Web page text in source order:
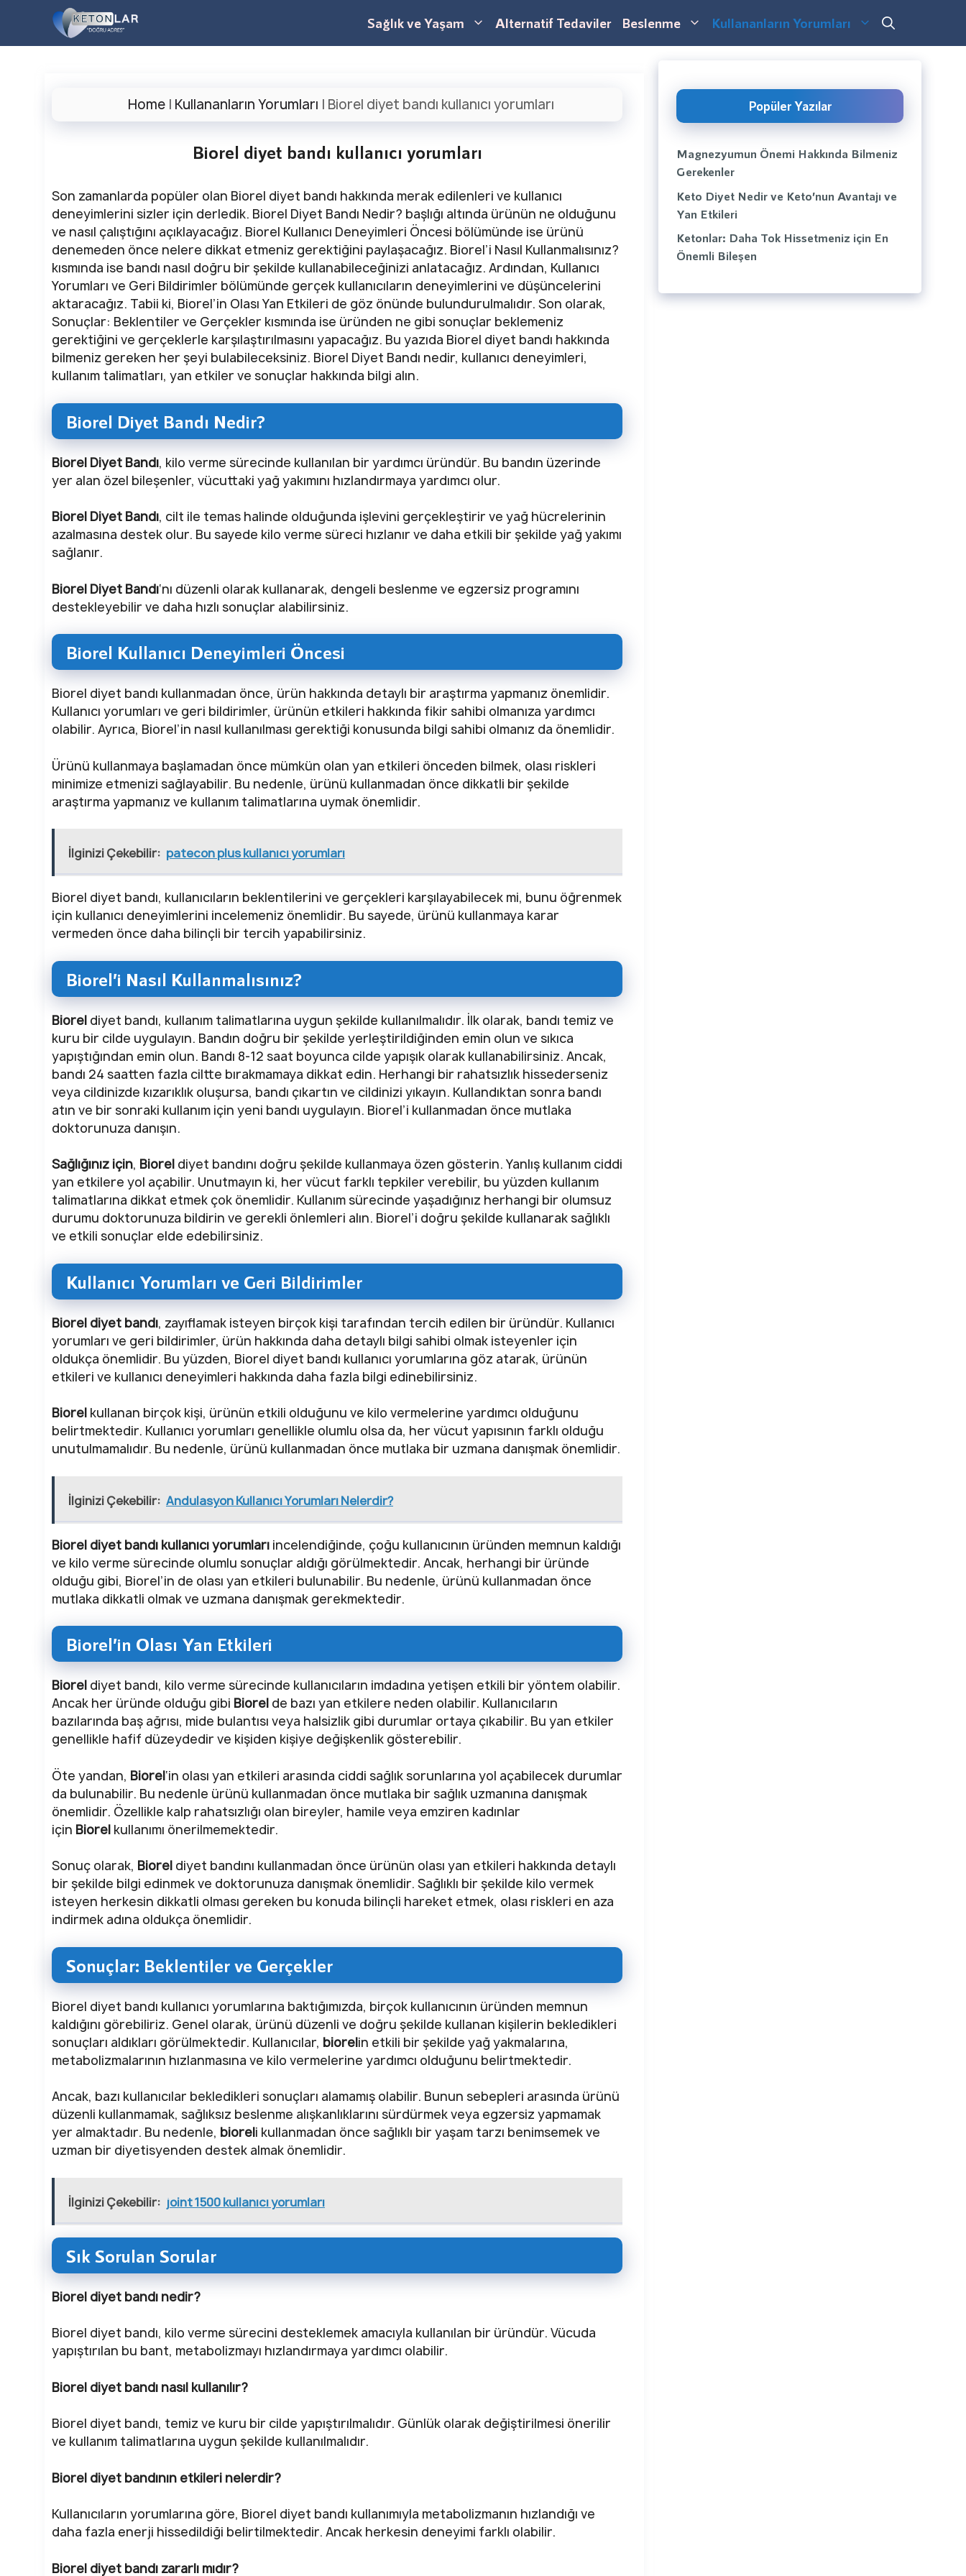
Sağlık ve Yaşam Alternatif Tedaviler Beslenme Kullananların Yorumları
Home| Kullananların Yorumları | Biorel diyet bandı kullanıcı yorumları
Biorel diyet bandı kullanıcı yorumları
Son zamanlarda popüler olan Biorel diyet bandı hakkında merak edilenleri ve kullanıcı
deneyimlerini sizler için derledik. Biorel Diyet Bandı Nedir? başlığı altında ürünün ne olduğunu
ve nasıl çalıştığını açıklayacağız. Biorel Kullanıcı Deneyimleri Öncesi bölümünde ise ürünü
denemeden önce nelere dikkat etmeniz gerektiğini paylaşacağız. Biorel’i Nasıl Kullanmalısınız?
kısmında ise bandı nasıl doğru bir şekilde kullanabileceğinizi anlatacağız. Ardından, Kullanıcı
Yorumları ve Geri Bildirimler bölümünde gerçek kullanıcıların deneyimlerini ve düşüncelerini
aktaracağız. Tabii ki, Biorel’in Olası Yan Etkileri de göz önünde bulundurulmalıdır. Son olarak,
Sonuçlar: Beklentiler ve Gerçekler kısmında ise üründen ne gibi sonuçlar beklemeniz
gerektiğini ve gerçeklerle karşılaştırılmasını yapacağız. Bu yazıda Biorel diyet bandı hakkında
bilmeniz gereken her şeyi bulabileceksiniz. Biorel Diyet Bandı nedir, kullanıcı deneyimleri,
kullanım talimatları, yan etkiler ve sonuçlar hakkında bilgi alın.
Biorel Diyet Bandı Nedir?
Biorel Diyet Bandı, kilo verme sürecinde kullanılan bir yardımcı üründür. Bu bandın üzerinde
yer alan özel bileşenler, vücuttaki yağ yakımını hızlandırmaya yardımcı olur.
Biorel Diyet Bandı, cilt ile temas halinde olduğunda işlevini gerçekleştirir ve yağ hücrelerinin
azalmasına destek olur. Bu sayede kilo verme süreci hızlanır ve daha etkili bir şekilde yağ yakımı
sağlanır.
Biorel Diyet Bandı‘nı düzenli olarak kullanarak, dengeli beslenme ve egzersiz programını
destekleyebilir ve daha hızlı sonuçlar alabilirsiniz.
Biorel Kullanıcı Deneyimleri Öncesi
Biorel diyet bandı kullanmadan önce, ürün hakkında detaylı bir araştırma yapmanız önemlidir.
Kullanıcı yorumları ve geri bildirimler, ürünün etkileri hakkında fikir sahibi olmanıza yardımcı
olabilir. Ayrıca, Biorel’in nasıl kullanılması gerektiği konusunda bilgi sahibi olmanız da önemlidir.
Ürünü kullanmaya başlamadan önce mümkün olan yan etkileri önceden bilmek, olası riskleri
minimize etmenizi sağlayabilir. Bu nedenle, ürünü kullanmadan önce dikkatli bir şekilde
araştırma yapmanız ve kullanım talimatlarına uymak önemlidir.
İlginizi Çekebilir: patecon plus kullanıcı yorumları
Biorel diyet bandı, kullanıcıların beklentilerini ve gerçekleri karşılayabilecek mi, bunu öğrenmek
için kullanıcı deneyimlerini incelemeniz önemlidir. Bu sayede, ürünü kullanmaya karar
vermeden önce daha bilinçli bir tercih yapabilirsiniz.
Biorel’i Nasıl Kullanmalısınız?
Biorel diyet bandı, kullanım talimatlarına uygun şekilde kullanılmalıdır. İlk olarak, bandı temiz ve
kuru bir cilde uygulayın. Bandın doğru bir şekilde yerleştirildiğinden emin olun ve sıkıca
yapıştığından emin olun. Bandı 8-12 saat boyunca cilde yapışık olarak kullanabilirsiniz. Ancak,
bandı 24 saatten fazla ciltte bırakmamaya dikkat edin. Herhangi bir rahatsızlık hissederseniz
veya cildinizde kızarıklık oluşursa, bandı çıkartın ve cildinizi yıkayın. Kullandıktan sonra bandı
atın ve bir sonraki kullanım için yeni bandı uygulayın. Biorel’i kullanmadan önce mutlaka
doktorunuza danışın.
Sağlığınız için, Biorel diyet bandını doğru şekilde kullanmaya özen gösterin. Yanlış kullanım ciddi
yan etkilere yol açabilir. Unutmayın ki, her vücut farklı tepkiler verebilir, bu yüzden kullanım
talimatlarına dikkat etmek çok önemlidir. Kullanım sürecinde yaşadığınız herhangi bir olumsuz
durumu doktorunuza bildirin ve gerekli önlemleri alın. Biorel’i doğru şekilde kullanarak sağlıklı
ve etkili sonuçlar elde edebilirsiniz.
Kullanıcı Yorumları ve Geri Bildirimler
Biorel diyet bandı, zayıflamak isteyen birçok kişi tarafından tercih edilen bir üründür. Kullanıcı
yorumları ve geri bildirimler, ürün hakkında daha detaylı bilgi sahibi olmak isteyenler için
oldukça önemlidir. Bu yüzden, Biorel diyet bandı kullanıcı yorumlarına göz atarak, ürünün
etkileri ve kullanıcı deneyimleri hakkında daha fazla bilgi edinebilirsiniz.
Biorel kullanan birçok kişi, ürünün etkili olduğunu ve kilo vermelerine yardımcı olduğunu
belirtmektedir. Kullanıcı yorumları genellikle olumlu olsa da, her vücut yapısının farklı olduğu
unutulmamalıdır. Bu nedenle, ürünü kullanmadan önce mutlaka bir uzmana danışmak önemlidir.
İlginizi Çekebilir: Andulasyon Kullanıcı Yorumları Nelerdir?
Biorel diyet bandı kullanıcı yorumları incelendiğinde, çoğu kullanıcının üründen memnun kaldığı
ve kilo verme sürecinde olumlu sonuçlar aldığı görülmektedir. Ancak, herhangi bir üründe
olduğu gibi, Biorel’in de olası yan etkileri bulunabilir. Bu nedenle, ürünü kullanmadan önce
mutlaka dikkatli olmak ve uzmana danışmak gerekmektedir.
Biorel’in Olası Yan Etkileri
Biorel diyet bandı, kilo verme sürecinde kullanıcıların imdadına yetişen etkili bir yöntem olabilir.
Ancak her üründe olduğu gibi Biorel de bazı yan etkilere neden olabilir. Kullanıcıların
bazılarında baş ağrısı, mide bulantısı veya halsizlik gibi durumlar ortaya çıkabilir. Bu yan etkiler
genellikle hafif düzeydedir ve kişiden kişiye değişkenlik gösterebilir.
Öte yandan, Biorel‘in olası yan etkileri arasında ciddi sağlık sorunlarına yol açabilecek durumlar
da bulunabilir. Bu nedenle ürünü kullanmadan önce mutlaka bir sağlık uzmanına danışmak
önemlidir. Özellikle kalp rahatsızlığı olan bireyler, hamile veya emziren kadınlar
için Biorel kullanımı önerilmemektedir.
Sonuç olarak, Biorel diyet bandını kullanmadan önce ürünün olası yan etkileri hakkında detaylı
bir şekilde bilgi edinmek ve doktorunuza danışmak önemlidir. Sağlıklı bir şekilde kilo vermek
isteyen herkesin dikkatli olması gereken bu konuda bilinçli hareket etmek, olası riskleri en aza
indirmek adına oldukça önemlidir.
Sonuçlar: Beklentiler ve Gerçekler
Biorel diyet bandı kullanıcı yorumlarına baktığımızda, birçok kullanıcının üründen memnun
kaldığını görebiliriz. Genel olarak, ürünü düzenli ve doğru şekilde kullanan kişilerin bekledikleri
sonuçları aldıkları görülmektedir. Kullanıcılar, biorelin etkili bir şekilde yağ yakmalarına,
metabolizmalarının hızlanmasına ve kilo vermelerine yardımcı olduğunu belirtmektedir.
Ancak, bazı kullanıcılar bekledikleri sonuçları alamamış olabilir. Bunun sebepleri arasında ürünü
düzenli kullanmamak, sağlıksız beslenme alışkanlıklarını sürdürmek veya egzersiz yapmamak
yer almaktadır. Bu nedenle, bioreli kullanmadan önce sağlıklı bir yaşam tarzı benimsemek ve
uzman bir diyetisyenden destek almak önemlidir.
İlginizi Çekebilir: joint 1500 kullanıcı yorumları
Sık Sorulan Sorular
Biorel diyet bandı nedir?
Biorel diyet bandı, kilo verme sürecini desteklemek amacıyla kullanılan bir üründür. Vücuda
yapıştırılan bu bant, metabolizmayı hızlandırmaya yardımcı olabilir.
Biorel diyet bandı nasıl kullanılır?
Biorel diyet bandı, temiz ve kuru bir cilde yapıştırılmalıdır. Günlük olarak değiştirilmesi önerilir
ve kullanım talimatlarına uygun şekilde kullanılmalıdır.
Biorel diyet bandının etkileri nelerdir?
Kullanıcıların yorumlarına göre, Biorel diyet bandı kullanımıyla metabolizmanın hızlandığı ve
daha fazla enerji hissedildiği belirtilmektedir. Ancak herkesin deneyimi farklı olabilir.
Biorel diyet bandı zararlı mıdır?
Popüler Yazılar
Magnezyumun Önemi Hakkında Bilmeniz
Gerekenler
Keto Diyet Nedir ve Keto’nun Avantajı ve
Yan Etkileri
Ketonlar: Daha Tok Hissetmeniz için En
Önemli Bileşen